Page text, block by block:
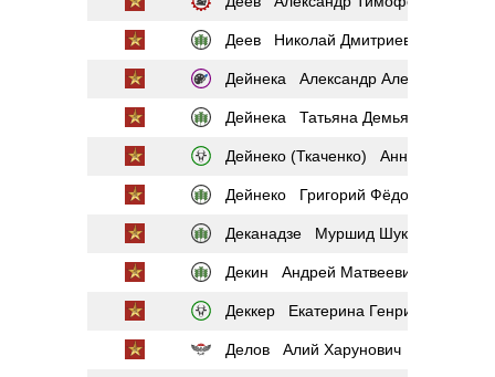
Деев Николай Дмитриевич
Дейнека Александр Александрович
Дейнека Татьяна Демьяновна
Дейнеко (Ткаченко) Анна Ивановна
Дейнеко Григорий Фёдорович
Деканадзе Муршид Шукриевич
Декин Андрей Матвеевич
Деккер Екатерина Генриховна
Делов Алий Харунович